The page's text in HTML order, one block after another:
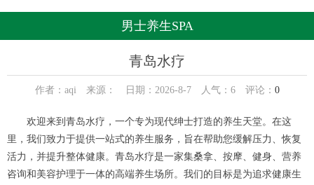
男士养生SPA
青岛水疗
作者：aqi 来源： 日期：2026-8-7 人气： 6评论： 0
欢迎来到青岛水疗，一个专为现代绅士打造的养生天堂。在这
里，我们致力于提供一站式的养生服务，旨在帮助您缓解压力、恢复
活力，并提升整体健康。青岛水疗是一家集桑拿、按摩、健身、营养
咨询和美容护理于一体的高端养生场所。我们的目标是为追求健康生